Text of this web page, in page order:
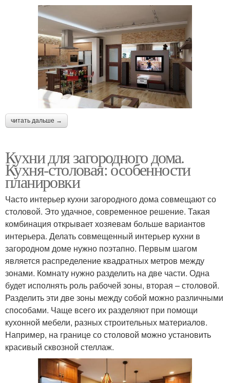
читать дальше →
Кухни для загородного дома.
Кухня-столовая: особенности
планировки
Часто интерьер кухни загородного дома совмещают со
столовой. Это удачное, современное решение. Такая
комбинация открывает хозяевам больше вариантов
интерьера. Делать совмещенный интерьер кухни в
загородном доме нужно поэтапно. Первым шагом
является распределение квадратных метров между
зонами. Комнату нужно разделить на две части. Одна
будет исполнять роль рабочей зоны, вторая – столовой.
Разделить эти две зоны между собой можно различными
способами. Чаще всего их разделяют при помощи
кухонной мебели, разных строительных материалов.
Например, на границе со столовой можно установить
красивый сквозной стеллаж.